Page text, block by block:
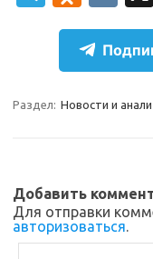
el
gr
a
d
n
o
kl
ik
i
K
Раздел: Новости и
Добавить
Для отправки
авторизоваться.